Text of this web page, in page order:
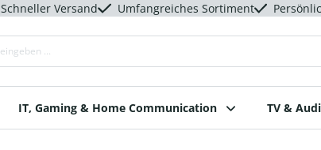
Schneller Versand Umfangreiches Sortiment
IT, Gaming & Home Communication TV &